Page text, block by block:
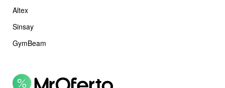
Altex
Sinsay
GymBeam